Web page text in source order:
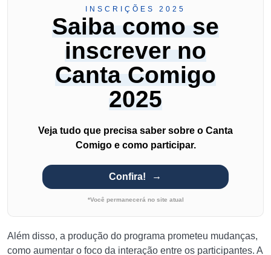
INSCRIÇÕES 2025
Saiba como se
inscrever no
Canta Comigo
2025
Veja tudo que precisa saber sobre o Canta
Comigo e como participar.
Confira!
*Você permanecerá no site atual
Além disso, a produção do programa prometeu mudanças,
como aumentar o foco da interação entre os participantes. A